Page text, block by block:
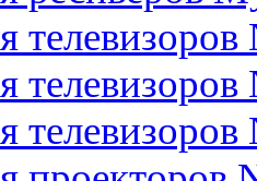
телевизоров
телевизоров
телевизоров